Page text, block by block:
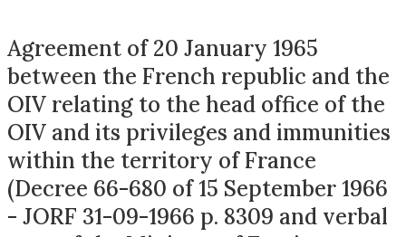
Agreement of 20 January 1965
between the French republic and the
OIV relating to the head office of the
OIV and its privileges and immunities
within the territory of France
(Decree 66-680 of 15 September 1966
- JORF 31-09-1966 p. 8309 and verbal